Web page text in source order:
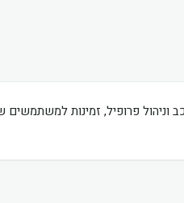
וניהול פרופיל, זמינות למשתמשים